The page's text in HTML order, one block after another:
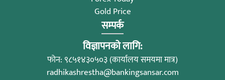
Gold Price
सम्पर्क
विज्ञापनको लागि:
फोन: ९८५१४३०५०३ (कार्यालय समयमा मात्र)
radhikashrestha@bankingsansar.com